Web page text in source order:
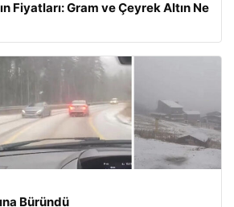
Fiyatları: Gram ve Çeyrek Altın Ne
Büründü